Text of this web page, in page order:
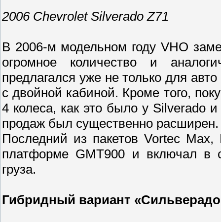
2006 Chevrolet Silverado Z71
В 2006-м модельном году VHO
огромное количество и
предлагался уже не только для
с двойной кабиной. Кроме того,
4 колеса, как это было у Silverado
продаж был существенно расширен.
Последний из пакетов Vortec
платформе GMT900 и включал в
груза.
Гибридный вариант